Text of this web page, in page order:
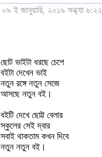
০৯ ই জানুয়ারি, ২০১৯ সন্ধ্যা ৬:২২
ছোট ভাইটা ধরছে চেপে
বইটা দেখেন ভাই
নতুন রঙ্গে নতুন সেজে
আসছে নতুন বই।
বইটি দেখে ছোট্ট বেলার
স্কুলের সেই দ্বার
সবাই থাকতাম কখন দিবে
নতুন নতুন বই।